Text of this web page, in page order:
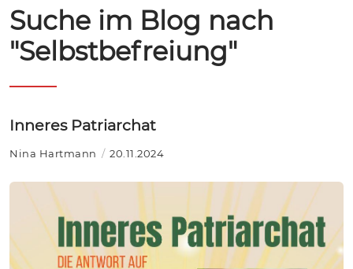
Suche im Blog nach
"Selbstbefreiung"
Inneres Patriarchat
Nina Hartmann 20.11.2024